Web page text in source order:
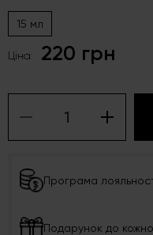
15 мл
Ціна: 220 грн
Програма
Подарунок до